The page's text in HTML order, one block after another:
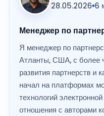
28.05.2026 6
Менеджер по
Я менеджер по
Атланты, США, с более
развития партнерств и
начал на платформах
технологий
отношения с авторами